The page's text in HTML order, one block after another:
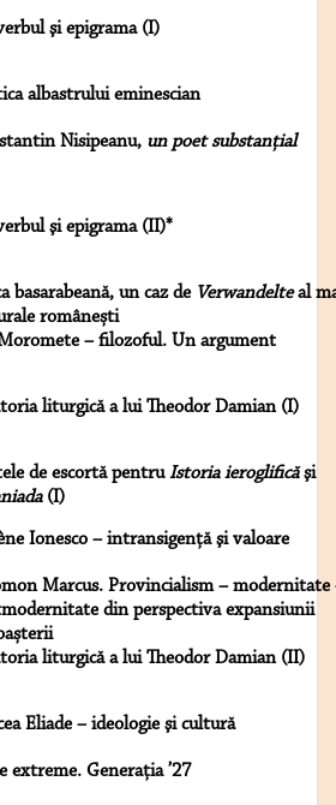
şi epigrama (I)
albastrului eminescian
Nisipeanu, un poet substanţial
şi epigrama (II)*
basarabeană, un caz de Verwandelteal
românești
– filozoful. Un argument
liturgică a lui Theodor Damian (I)
de escortă pentruIstoria ieroglificăşi
(I)
Ionesco – intransigenţă şi valoare
Marcus. Provincialism – modernitate
din perspectiva expansiunii
liturgică a lui Theodor Damian (II)
Eliade – ideologie şi cultură
extreme. Generaţia ’27